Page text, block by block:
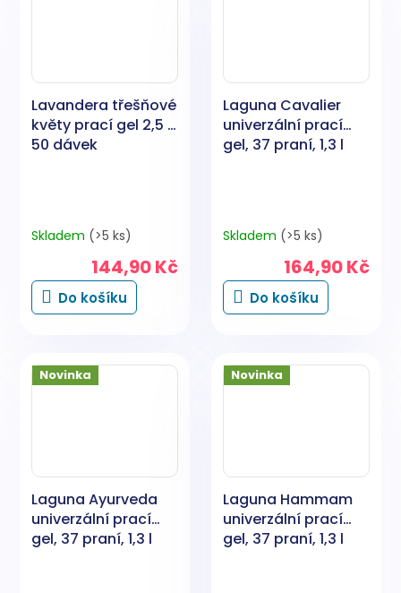
Lavandera třešňové
květy prací gel 2,5 l,
50 dávek
Skladem (>5 ks)
144,90 Kč
Do košíku
Laguna Cavalier
univerzální prací
gel, 37 praní, 1,3 l
Skladem (>5 ks)
164,90 Kč
Do košíku
Novinka
Laguna Ayurveda
univerzální prací
gel, 37 praní, 1,3 l
Novinka
Laguna Hammam
univerzální prací
gel, 37 praní, 1,3 l